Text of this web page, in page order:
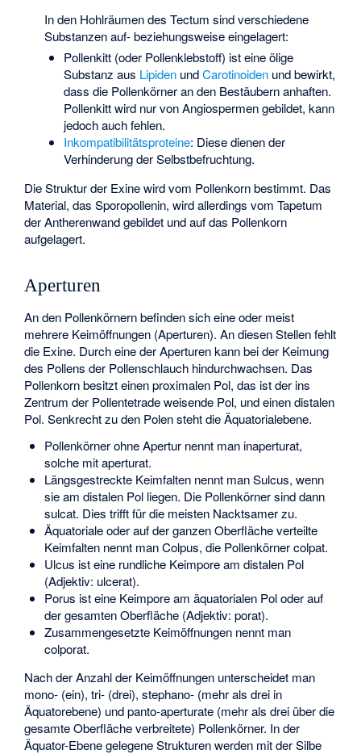
In den Hohlräumen des Tectum sind verschiedene
Substanzen auf- beziehungsweise eingelagert:
Pollenkitt (oder Pollenklebstoff) ist eine ölige
Substanz aus Lipiden undCarotinoiden und bewirkt,
dass die Pollenkörner an den Bestäubern anhaften.
Pollenkitt wird nur von Angiospermen gebildet, kann
jedoch auch fehlen.
Inkompatibilitätsproteine: Diese dienen der
Verhinderung der Selbstbefruchtung.
Die Struktur der Exine wird vom Pollenkorn bestimmt. Das
Material, das Sporopollenin, wird allerdings vom Tapetum
der Antherenwand gebildet und auf das Pollenkorn
aufgelagert.
Aperturen
An den Pollenkörnern befinden sich eine oder meist
mehrere Keimöffnungen (Aperturen). An diesen Stellen fehlt
die Exine. Durch eine der Aperturen kann bei der Keimung
des Pollens der Pollenschlauch hindurchwachsen. Das
Pollenkorn besitzt einen proximalen Pol, das ist der ins
Zentrum der Pollentetrade weisende Pol, und einen distalen
Pol. Senkrecht zu den Polen steht die Äquatorialebene.
Pollenkörner ohne Apertur nennt man inaperturat,
solche mit aperturat.
Längsgestreckte Keimfalten nennt man Sulcus, wenn
sie am distalen Pol liegen. Die Pollenkörner sind dann
sulcat. Dies trifft für die meisten Nacktsamer zu.
Äquatoriale oder auf der ganzen Oberfläche verteilte
Keimfalten nennt man Colpus, die Pollenkörner colpat.
Ulcus ist eine rundliche Keimpore am distalen Pol
(Adjektiv: ulcerat).
Porus ist eine Keimpore am äquatorialen Pol oder auf
der gesamten Oberfläche (Adjektiv: porat).
Zusammengesetzte Keimöffnungen nennt man
colporat.
Nach der Anzahl der Keimöffnungen unterscheidet man
mono- (ein), tri- (drei), stephano- (mehr als drei in
Äquatorebene) und panto-aperturate (mehr als drei über die
gesamte Oberfläche verbreitete) Pollenkörner. In der
Äquator-Ebene gelegene Strukturen werden mit der Silbe